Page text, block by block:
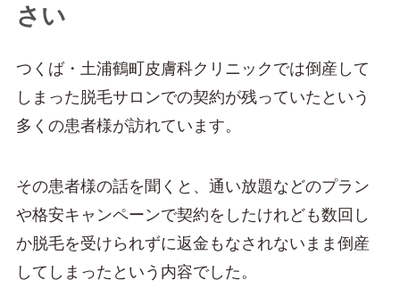
さい
つくば・土浦鶴町皮膚科クリニックでは倒産して
しまった脱毛サロンでの契約が残っていたという
多くの患者様が訪れています。
その患者様の話を聞くと、通い放題などのプラン
や格安キャンペーンで契約をしたけれども数回し
か脱毛を受けられずに返金もなされないまま倒産
してしまったという内容でした。